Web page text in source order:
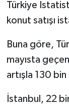
Türkiye
konut satışı
Buna göre,
mayısta geçen
artışla 130 bin
İstanbul, 22